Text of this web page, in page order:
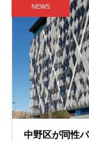
NEWS
中野区が同性